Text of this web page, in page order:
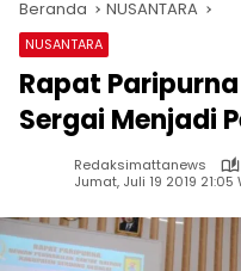
Beranda NUSANTARA
NUSANTARA
Rapat
Sergai Menjadi
Redaksimattanews
Jumat, Juli 19 2019 21:05